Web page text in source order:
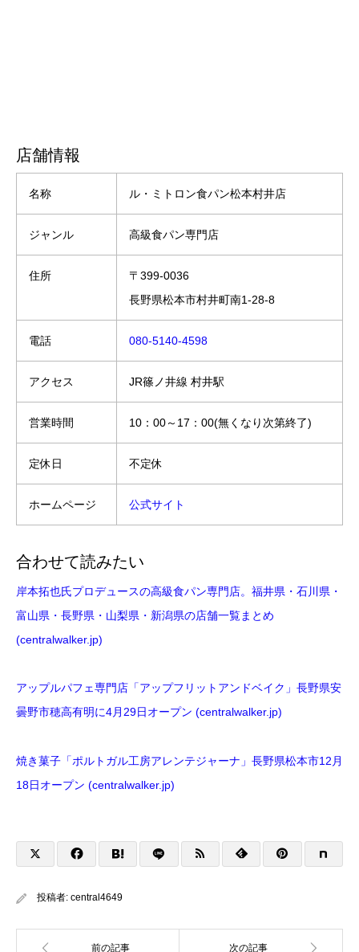
店舗情報
名称 ル・ミトロン食パン松本村井店
ジャンル 高級食パン専門店
住所
〒399-0036
長野県松本市村井町南1-28-8
電話 080-5140-4598
アクセス JR篠ノ井線 村井駅
営業時間 10：00～17：00(無くなり次第終了)
定休日 不定休
ホームページ 公式サイト
合わせて読みたい
岸本拓也氏プロデュースの高級食パン専門店。福井県・石川県・
富山県・長野県・山梨県・新潟県の店舗一覧まとめ
(centralwalker.jp)
アップルパフェ専門店「アップフリットアンドベイク」長野県安
曇野市穂高有明に4月29日オープン (centralwalker.jp)
焼き菓子「ポルトガル工房アレンテジャーナ」長野県松本市12月
18日オープン (centralwalker.jp)
投稿者: central4649